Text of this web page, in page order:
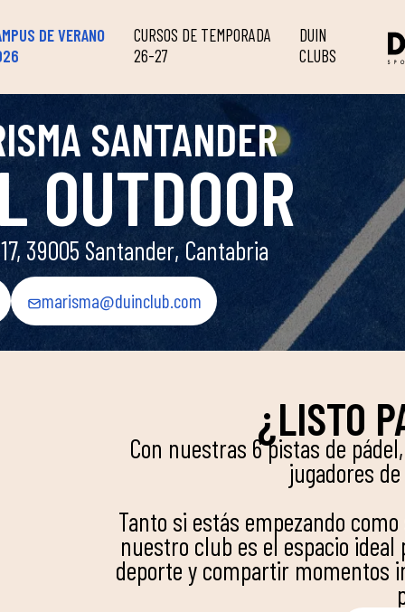
DE VERANO
CURSOS DE TEMPORADA
26-27
DUIN
CLUBS
SANTANDER
OUTDOOR
39005 Santander, Cantabria
marisma@duinclub.com
¿LISTO
Con nuestras 6 pistas de
jugadores
Tanto si estás empezando
nuestro club es el espacio
deporte y compartir momentos